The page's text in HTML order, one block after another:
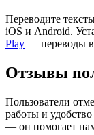
Переводите
iOS и Android.
Play — переводы
Отзывы
Пользователи
работы и
— он помогает